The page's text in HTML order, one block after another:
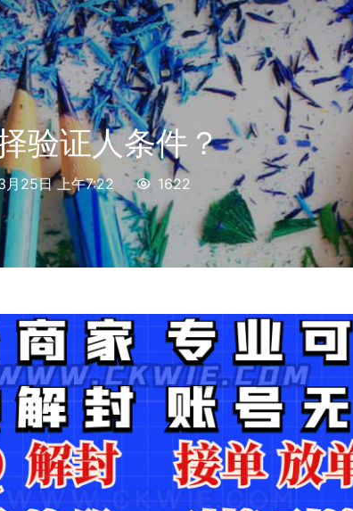
验证人条件？
25日 上午7:22 1622